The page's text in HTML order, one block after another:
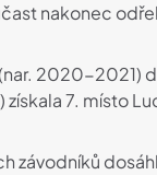
nakonec
2020-2021)
7. místo
závodníků